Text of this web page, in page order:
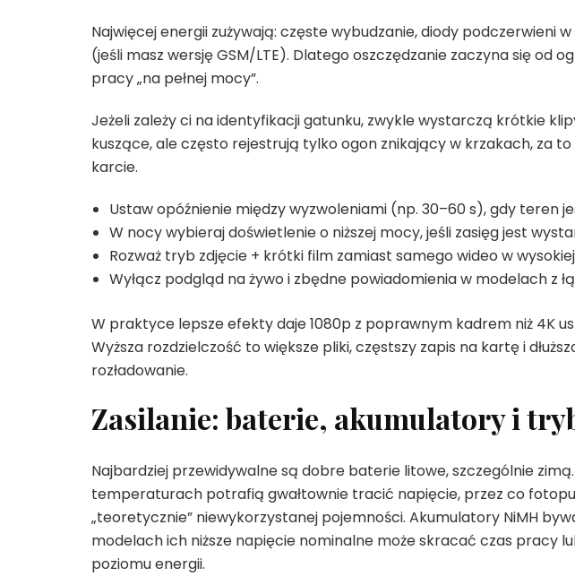
Najwięcej energii zużywają: częste wybudzanie, diody podczerwieni
(jeśli masz wersję GSM/LTE). Dlatego oszczędzanie zaczyna się od
pracy „na pełnej mocy”.
Jeżeli zależy ci na identyfikacji gatunku, zwykle wystarczą krótkie
kuszące, ale często rejestrują tylko ogon znikający w krzakach, za
karcie.
Ustaw opóźnienie między wyzwoleniami (np. 30–60 s), gdy teren
W nocy wybieraj doświetlenie o niższej mocy, jeśli zasięg jest
Rozważ tryb zdjęcie + krótki film zamiast samego wideo w
Wyłącz podgląd na żywo i zbędne powiadomienia w modelach z
W praktyce lepsze efekty daje 1080p z poprawnym kadrem niż 4K
Wyższa rozdzielczość to większe pliki, częstszy zapis na kartę i
rozładowanie.
Zasilanie: baterie, akumulatory i
Najbardziej przewidywalne są dobre baterie litowe, szczególnie
temperaturach potrafią gwałtownie tracić napięcie, przez co
„teoretycznie” niewykorzystanej pojemności. Akumulatory NiMH
modelach ich niższe napięcie nominalne może skracać czas pracy
poziomu energii.